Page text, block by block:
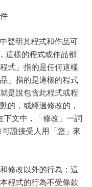
聲明其程式和作品可
這樣的程式或作品都
式」指的是任何這樣
」指的是這樣的程式
是說包含此程式或程
的，或經過修改的，
下文中，「修改」一詞
證接受人用「您」來
修改以外的行為；這
程式的行為不受條款